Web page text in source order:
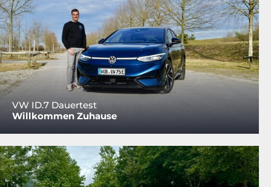
VW ID.7 Dauertest
Willkommen Zuhause